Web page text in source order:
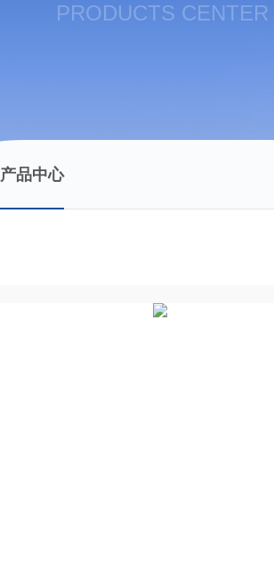
PRODUCTS CENTER
产品中心